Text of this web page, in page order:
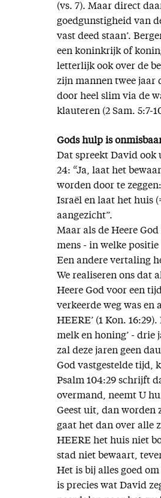
(vs. 7). Maar direct
goedgunstigheid van
vast deed staan’.
een koninkrijk of
letterlijk ook over de
zijn mannen twee jaar
door heel slim via de
klauteren (2 Sam. 5:7-
Gods hulp is
Dat spreekt David ook
24: “Ja, laat het
worden door te
Israël en laat het huis
aangezicht”.
Maar als de Heere
mens - in welke
Een andere vertaling
We realiseren ons dat
Heere God voor een
verkeerde weg was en
HEERE’ (1 Kon.
melk en honing’ - drie
zal deze jaren geen
God vastgestelde tijd,
Psalm 104:29 schrijft
overmand, neemt U
Geest uit, dan worden
gaat het dan over alle
HEERE het huis niet
stad niet bewaart,
Het is bij alles goed
is precies wat David